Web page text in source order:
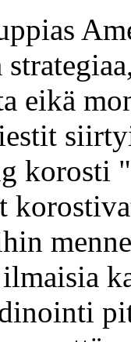
eikä
korosti